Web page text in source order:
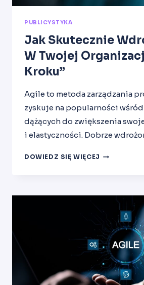
PUBLICYSTYKA
Jak Skutecznie
W Twojej
Kroku”
Agile to metoda zarządzania
zyskuje na popularności
dążących do zwiększenia
i elastyczności. Dobrze
DOWIEDZ SIĘ WIĘCEJ JAK
W
KROK
PO
KROKU”